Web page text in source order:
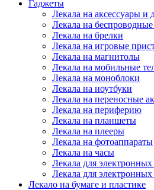
Гаджеты
Лекала на аксессуары и
Лекала на
Лекала на брелки
Лекала на игровые
Лекала на магнитолы
Лекала на мобильные
Лекала на моноблоки
Лекала на ноутбуки
Лекала на переносные
Лекала на периферию
Лекала на планшеты
Лекала на плееры
Лекала на фотоаппараты
Лекала на часы
Лекала для
Лекала для электронных
Лекало на бумаге и пластике